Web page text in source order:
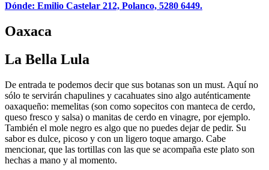
Dónde: Emilio Castelar 212, Polanco, 5280 6449.
Oaxaca
La Bella Lula
De entrada te podemos decir que sus botanas son un must. Aquí no
sólo te servirán chapulines y cacahuates sino algo auténticamente
oaxaqueño: memelitas (son como sopecitos con manteca de cerdo,
queso fresco y salsa) o manitas de cerdo en vinagre, por ejemplo.
También el mole negro es algo que no puedes dejar de pedir. Su
sabor es dulce, picoso y con un ligero toque amargo. Cabe
mencionar, que las tortillas con las que se acompaña este plato son
hechas a mano y al momento.